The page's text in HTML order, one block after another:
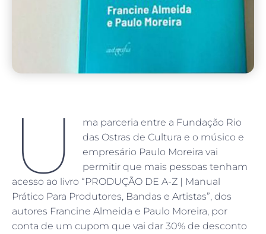
U
ma parceria entre a Fundação Rio
das Ostras de Cultura e o músico e
empresário Paulo Moreira vai
permitir que mais pessoas tenham
acesso ao livro “PRODUÇÃO DE A-Z | Manual
Prático Para Produtores, Bandas e Artistas”, dos
autores Francine Almeida e Paulo Moreira, por
conta de um cupom que vai dar 30% de desconto